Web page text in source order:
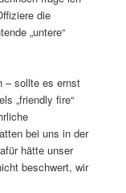
die
„untere“
– sollte es ernst
„friendly fire“
bei uns in der
hätte unser
beschwert, wir